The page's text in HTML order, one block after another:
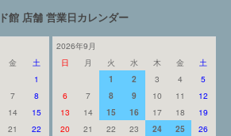
館 店舗 営業日カレンダー
金
土
1
7
8
14
15
21
22
2026年9月
日
月 火 水 木 金
土
1
2 3 4
5
6
7 8 9 10 11
12
13
14 15 16 17 18
19
20
21 22 23 24 25
26